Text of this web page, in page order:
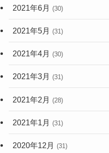
2021年6月 (30)
2021年5月 (31)
2021年4月 (30)
2021年3月 (31)
2021年2月 (28)
2021年1月 (31)
2020年12月 (31)